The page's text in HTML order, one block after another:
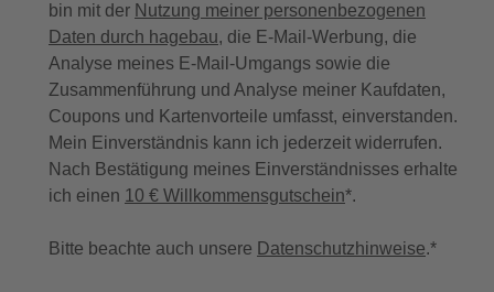
bin mit der Nutzung meiner personenbezogenen
Daten durch hagebau, die E-Mail-Werbung, die
Analyse meines E-Mail-Umgangs sowie die
Zusammenführung und Analyse meiner Kaufdaten,
Coupons und Kartenvorteile umfasst, einverstanden.
Mein Einverständnis kann ich jederzeit widerrufen.
Nach Bestätigung meines Einverständnisses erhalte
ich einen 10 € Willkommensgutschein*.
Bitte beachte auch unsere Datenschutzhinweise.